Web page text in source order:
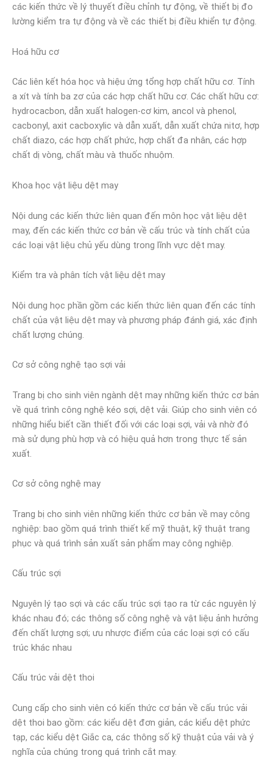
các kiến thức về lý thuyết điều chỉnh tự động, về thiết bị đo
lường kiểm tra tự động và về các thiết bị điều khiển tự động.
Hoá hữu cơ
Các liên kết hóa học và hiệu ứng tổng hợp chất hữu cơ. Tính
a xít và tính ba zơ của các hợp chất hữu cơ. Các chất hữu cơ:
hydrocacbon, dẫn xuất halogen-cơ kim, ancol và phenol,
cacbonyl, axit cacboxylic và dẫn xuất, dẫn xuất chứa nitơ, hợp
chất diazo, các hợp chất phức, hợp chất đa nhân, các hợp
chất dị vòng, chất màu và thuốc nhuộm.
Khoa học vật liệu dệt may
Nội dung các kiến thức liên quan đến môn học vật liệu dệt
may, đến các kiến thức cơ bản về cấu trúc và tính chất của
các loại vật liệu chủ yếu dùng trong lĩnh vực dệt may.
Kiểm tra và phân tích vật liệu dệt may
Nội dung học phần gồm các kiến thức liên quan đến các tính
chất của vật liệu dệt may và phương pháp đánh giá, xác định
chất lượng chúng.
Cơ sở công nghệ tạo sợi vải
Trang bị cho sinh viên ngành dệt may những kiến thức cơ bản
về quá trình công nghệ kéo sợi, dệt vải. Giúp cho sinh viên có
những hiểu biết cần thiết đối với các loại sợi, vải và nhờ đó
mà sử dụng phù hợp và có hiệu quả hơn trong thực tế sản
xuất.
Cơ sở công nghệ may
Trang bị cho sinh viên những kiến thức cơ bản về may công
nghiệp: bao gồm quá trình thiết kế mỹ thuật, kỹ thuật trang
phục và quá trình sản xuất sản phẩm may công nghiệp.
Cấu trúc sợi
Nguyên lý tạo sợi và các cấu trúc sợi tạo ra từ các nguyên lý
khác nhau đó; các thông số công nghệ và vật liệu ảnh hưởng
đến chất lượng sợi; ưu nhược điểm của các loại sợi có cấu
trúc khác nhau
Cấu trúc vải dệt thoi
Cung cấp cho sinh viên có kiến thức cơ bản về cấu trúc vải
dệt thoi bao gồm: các kiểu dệt đơn giản, các kiểu dệt phức
tạp, các kiểu dệt Giắc ca, các thông số kỹ thuật của vải và ý
nghĩa của chúng trong quá trình cắt may.